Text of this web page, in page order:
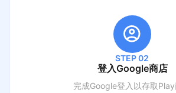
STEP 02
登入Google商店
完成Google登入以存取